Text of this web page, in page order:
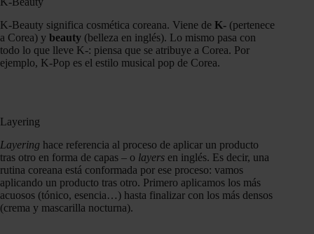
K-Beauty significa cosmética coreana. Viene de K- (pertenece
a Corea) y beauty (belleza en inglés). Lo mismo pasa con
todo lo que lleve K-: piensa que se atribuye a Corea. Por
ejemplo, K-Pop es el estilo musical pop de Corea.
Layering
Layering hace referencia al proceso de aplicar un producto
tras otro en forma de capas – o layers en inglés. Es decir, una
rutina coreana está conformada por ese proceso: vamos
aplicando un producto tras otro. Primero aplicamos los más
acuosos (tónico, esencia…) hasta finalizar con los más densos
(crema y mascarilla nocturna).